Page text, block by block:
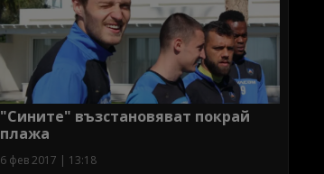
"Сините" възстановяват покрай
плажа
6 фев 2017 | 13:18